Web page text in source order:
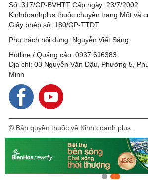
Số: 317/GP-BVHTT Cấp ngày: 23/7/2002
Kinhdoanhplus thuộc chuyên trang Mốt và
Giấy phép số: 180/GP-TTDT
Phụ trách nội dung: Nguyễn Viết Sáng
Hotline / Quảng cáo: 0937 636383
Địa chỉ: 03 Nguyễn Văn Đậu, Phường 5,
Minh
© Bản quyền thuộc về Kinh doanh plus.